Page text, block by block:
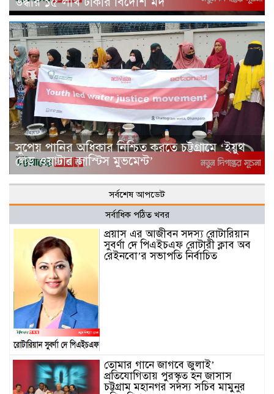
সুপেয় পানির অধিকার নিশ্চিত করতে চট্টগ্রামে ‘ইয়ুথ
লেড ওয়াটার জাস্টিস মুভমেন্ট’
সর্বশেষ আপডেট
সর্বাধিক পঠিত খবর
প্রয়াস এর আজীবন সদস্য রোটারিয়ান
সুবর্ণা দে পিএইচএফ রোটারী ক্লাব অব
রেইনবো’র সভাপতি নির্বাচিত
তোমার গানে জাগবে জুলাই’
প্রতিযোগিতায় পুরস্কৃত হন জাসাস
চট্টগ্রাম মহানগর সদস‌্য স‌চিব মামুনুর